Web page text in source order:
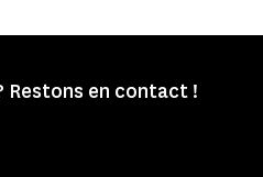
Restons en contact !